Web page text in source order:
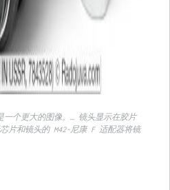
一个更大的图像。… 镜头显示在胶片
片和镜头的 M42-尼康 F 适配器将镜